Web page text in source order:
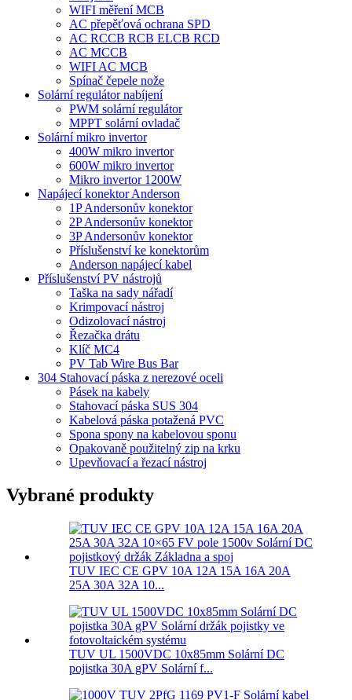
WIFI měření MCB
AC přepěťová ochrana SPD
AC RCCB RCB ELCB RCD
AC MCCB
WIFI AC MCB
Spínač čepele nože
Solární regulátor nabíjení
PWM solární regulátor
MPPT solární ovladač
Solární mikro invertor
400W mikro invertor
600W mikro invertor
Mikro invertor 1200W
Napájecí konektor Anderson
1P Andersonův konektor
2P Andersonův konektor
3P Andersonův konektor
Příslušenství ke konektorům
Anderson napájecí kabel
Příslušenství PV nástrojů
Taška na sady nářadí
Krimpovací nástroj
Odizolovací nástroj
Řezačka drátu
Klíč MC4
PV Tab Wire Bus Bar
304 Stahovací páska z nerezové oceli
Pásek na kabely
Stahovací páska SUS 304
Kabelová páska potažená PVC
Spona spony na kabelovou sponu
Opakovaně použitelný zip na krku
Upevňovací a řezací nástroj
Vybrané produkty
TUV IEC CE GPV 10A 12A 15A 16A 20A
25A 30A 32A 10...
TUV UL 1500VDC 10x85mm Solární DC
pojistka 30A gPV Solární f...